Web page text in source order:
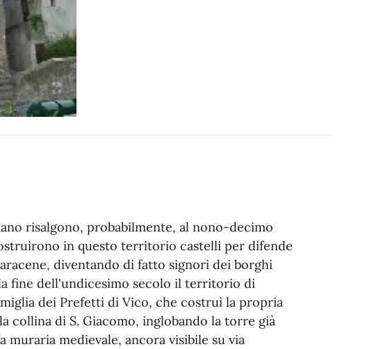
risalgono, probabilmente, al nono-decimo
in questo territorio castelli per difende
diventando di fatto signori dei borghi
fine dell'undicesimo secolo il territorio di
dei Prefetti di Vico, che costruì la propria
collina di S. Giacomo, inglobando la torre già
medievale, ancora visibile su via